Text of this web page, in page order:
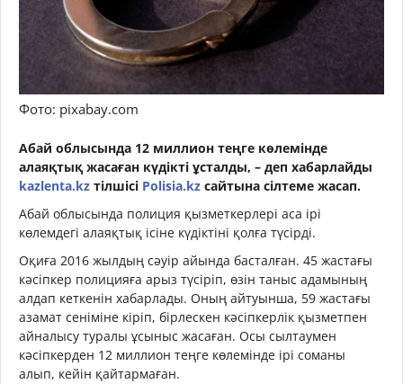
Фото: pixabay.com
Абай облысында 12 миллион теңге көлемінде
алаяқтық жасаған күдікті ұсталды, – деп хабарлайды
kazlenta.kz тілшісі Polisia.kz сайтына сілтеме жасап.
Абай облысында полиция қызметкерлері аса ірі
көлемдегі алаяқтық ісіне күдіктіні қолға түсірді.
Оқиға 2016 жылдың сәуір айында басталған. 45 жастағы
кәсіпкер полицияға арыз түсіріп, өзін таныс адамының
алдап кеткенін хабарлады. Оның айтуынша, 59 жастағы
азамат сеніміне кіріп, бірлескен кәсіпкерлік қызметпен
айналысу туралы ұсыныс жасаған. Осы сылтаумен
кәсіпкерден 12 миллион теңге көлемінде ірі соманы
алып, кейін қайтармаған.